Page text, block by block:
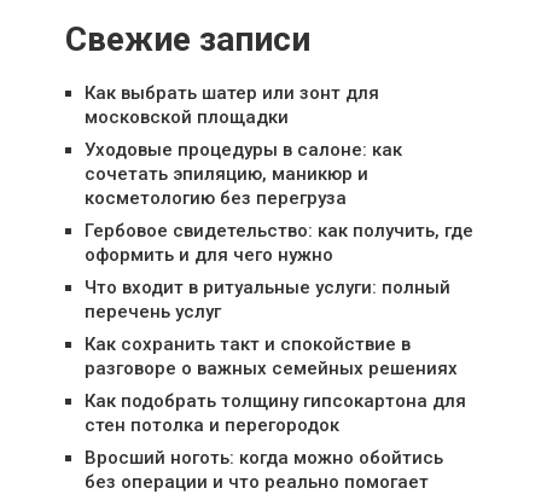
Свежие записи
Как выбрать шатер или зонт для
московской площадки
Уходовые процедуры в салоне: как
сочетать эпиляцию, маникюр и
косметологию без перегруза
Гербовое свидетельство: как получить, где
оформить и для чего нужно
Что входит в ритуальные услуги: полный
перечень услуг
Как сохранить такт и спокойствие в
разговоре о важных семейных решениях
Как подобрать толщину гипсокартона для
стен потолка и перегородок
Вросший ноготь: когда можно обойтись
без операции и что реально помогает